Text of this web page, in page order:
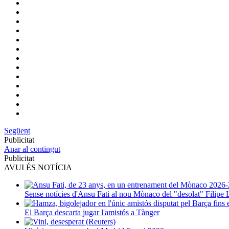
Següent
Publicitat
Anar al contingut
Publicitat
AVUI ÉS NOTÍCIA
Sense notícies d'Ansu Fati al nou Mònaco del "desolat" Filipe
El Barça descarta jugar l'amistós a Tànger